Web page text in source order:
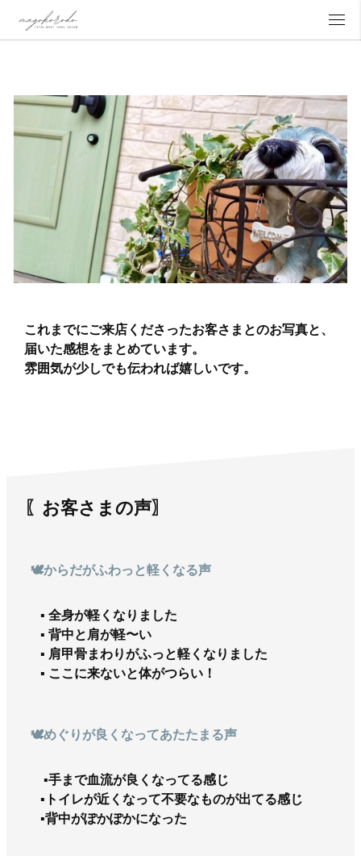
これまでにご来店くださったお客さまとのお写真と、
届いた感想をまとめています。
雰囲気が少しでも伝われば嬉しいです。
〖お客さまの声〗
🕊️からだがふわっと軽くなる声
▪︎ 全身が軽くなりました
▪︎ 背中と肩が軽〜い
▪︎ 肩甲骨まわりがふっと軽くなりました
▪︎ ここに来ないと体がつらい！
🕊️めぐりが良くなってあたたまる声
▪︎手まで血流が良くなってる感じ
▪︎トイレが近くなって不要なものが出てる感じ
▪︎背中がぽかぽかになった